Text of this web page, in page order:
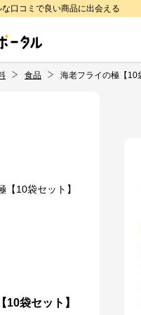
口コミで良い商品に出会える
食品 海老フライの極【10
10袋セット】